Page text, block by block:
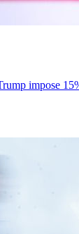
impose